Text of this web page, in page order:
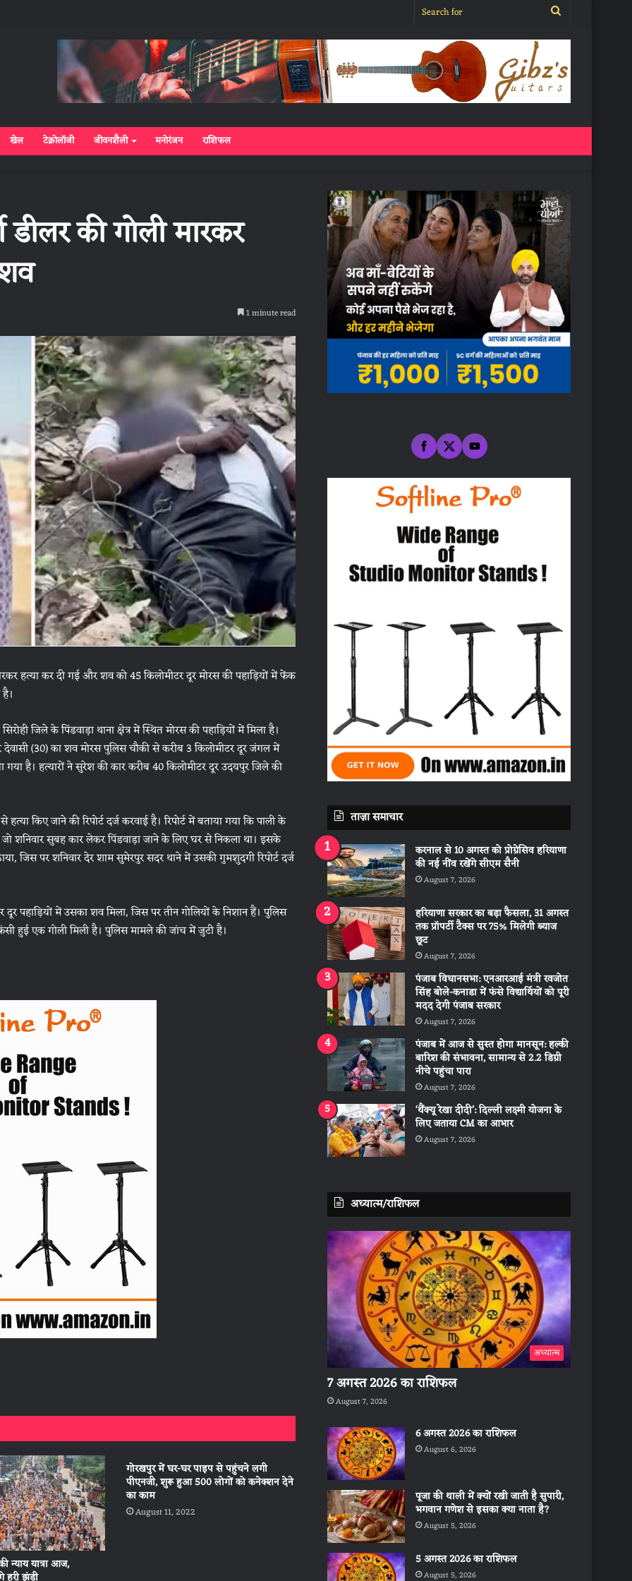
Search
for
खेल टेक्नोलॉजी जीवनशैली मनोरंजन राशिफल
डीलर की गोली मारकर
1 minute read
हत्या कर दी गई और शव को 45 किलोमीटर दूर मोरस की पहाड़ियों में फेंक
जिले के पिंडवाड़ा थाना क्षेत्र में स्थित मोरस की पहाड़ियों में मिला है।
(30) का शव मोरस पुलिस चौकी से करीब 3 किलोमीटर दूर जंगल में
गया है। हत्यारों ने सुरेश की कार करीब 40 किलोमीटर दूर उदयपुर जिले की
किए जाने की रिपोर्ट दर्ज करवाई है। रिपोर्ट में बताया गया कि पाली के
शनिवार सुबह कार लेकर पिंडवाड़ा जाने के लिए घर से निकला था। इसके
जिस पर शनिवार देर शाम सुमेरपुर सदर थाने में उसकी गुमशुदगी रिपोर्ट दर्ज
पहाड़ियों में उसका शव मिला, जिस पर तीन गोलियों के निशान हैं। पुलिस
हुई एक गोली मिली है। पुलिस मामले की जांच में जुटी है।
न्याय यात्रा आज,
गोरखपुर में घर-घर पाइप से पहुंचने लगी
पीएनजी, शुरू हुआ 500 लोगों को कनेक्शन देने
का काम
August 11, 2022
ताज़ा समाचार
करनाल से 10 अगस्त को प्रोग्रेसिव हरियाणा
की नई नींव रखेंगे सीएम सैनी
August 7, 2026
हरियाणा सरकार का बड़ा फैसला, 31 अगस्त
तक प्रॉपर्टी टैक्स पर 75% मिलेगी ब्याज
छूट
August 7, 2026
पंजाब विधानसभा: एनआरआई मंत्री रवजोत
सिंह बोले-कनाडा में फंसे विद्यार्थियों को पूरी
मदद देगी पंजाब सरकार
August 7, 2026
पंजाब में आज से सुस्त होगा मानसून: हल्की
बारिश की संभावना, सामान्य से 2.2 डिग्री
नीचे पहुंचा पारा
August 7, 2026
‘थैंक्यू रेखा दीदी’: दिल्ली लक्ष्मी योजना के
लिए जताया CM का आभार
August 7, 2026
अध्यात्म/राशिफल
अध्यात्म
7 अगस्त 2026 का राशिफल
August 7, 2026
6 अगस्त 2026 का राशिफल
August 6, 2026
पूजा की थाली में क्यों रखी जाती है सुपारी,
भगवान गणेश से इसका क्या नाता है?
August 5, 2026
5 अगस्त 2026 का राशिफल
August 5, 2026